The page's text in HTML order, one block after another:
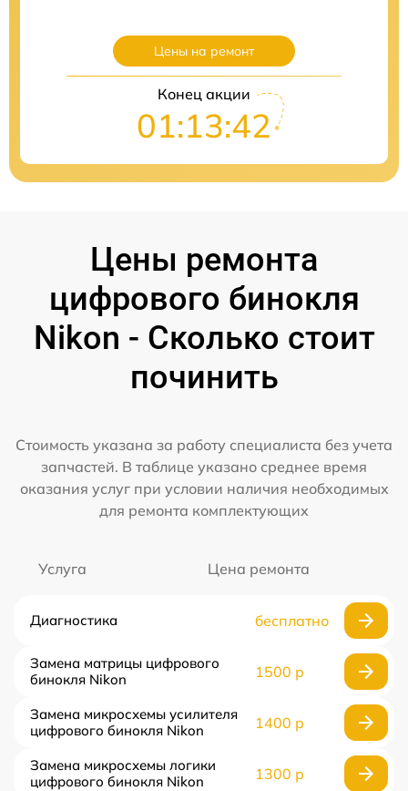
Цены на ремонт
Конец акции
01:13:41
Цены ремонта
цифрового бинокля
Nikon - Сколько стоит
починить
Стоимость указана за работу специалиста без учета
запчастей. В таблице указано среднее время
оказания услуг при условии наличия необходимых
для ремонта комплектующих
Услуга Цена ремонта
Диагностика бесплатно
Замена матрицы цифрового
бинокля Nikon
1500 р
Замена микросхемы усилителя
цифрового бинокля Nikon
1400 р
Замена микросхемы логики
цифрового бинокля Nikon
1300 р